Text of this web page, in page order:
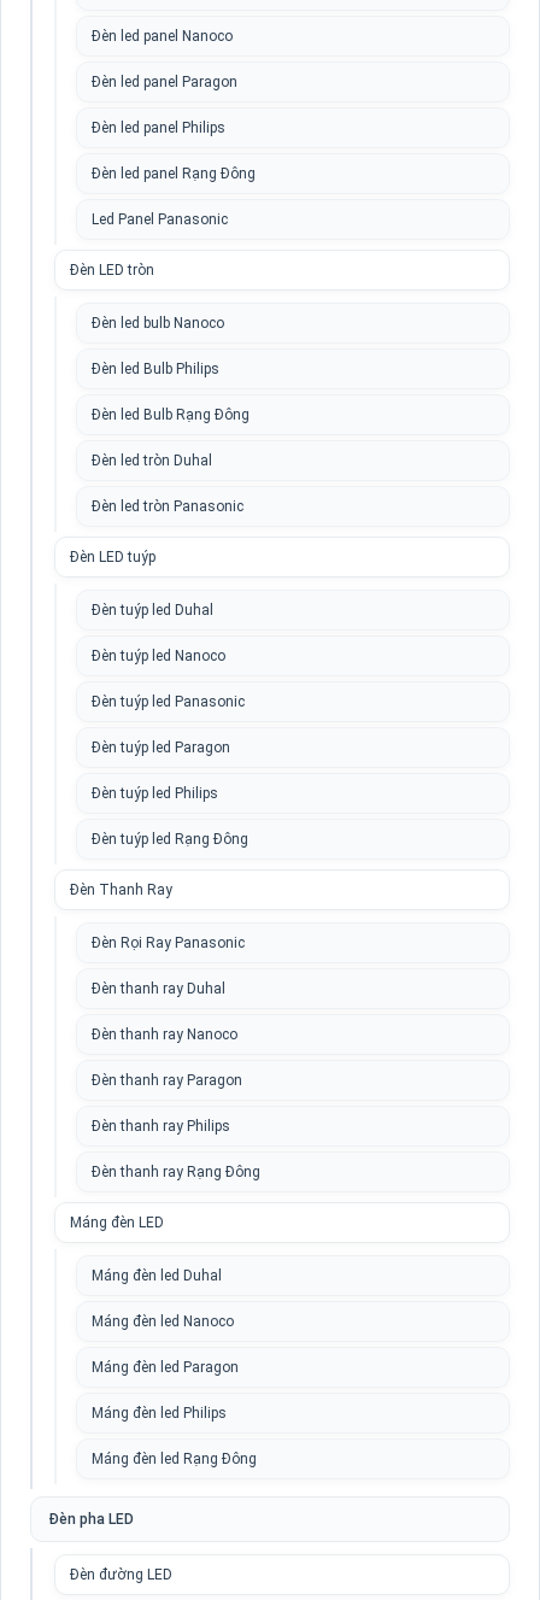
Đèn led panel Nanoco
Đèn led panel Paragon
Đèn led panel Philips
Đèn led panel Rạng Đông
Led Panel Panasonic
Đèn LED tròn
Đèn led bulb Nanoco
Đèn led Bulb Philips
Đèn led Bulb Rạng Đông
Đèn led tròn Duhal
Đèn led tròn Panasonic
Đèn LED tuýp
Đèn tuýp led Duhal
Đèn tuýp led Nanoco
Đèn tuýp led Panasonic
Đèn tuýp led Paragon
Đèn tuýp led Philips
Đèn tuýp led Rạng Đông
Đèn Thanh Ray
Đèn Rọi Ray Panasonic
Đèn thanh ray Duhal
Đèn thanh ray Nanoco
Đèn thanh ray Paragon
Đèn thanh ray Philips
Đèn thanh ray Rạng Đông
Máng đèn LED
Máng đèn led Duhal
Máng đèn led Nanoco
Máng đèn led Paragon
Máng đèn led Philips
Máng đèn led Rạng Đông
Đèn pha LED
Đèn đường LED